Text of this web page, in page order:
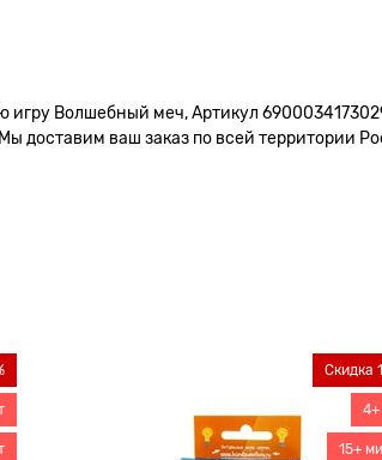
игру Волшебный меч, Артикул
доставим ваш заказ по всей территории
Скидка
4+
15+